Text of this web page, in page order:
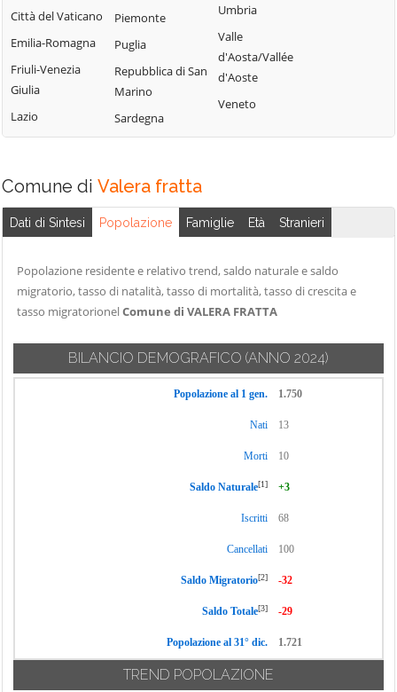
Codogno
Comazzo
Cornegliano
Laudense
Lodigiano
Valera Fratta
Villanova del
Città del Vaticano
Emilia-Romagna
Friuli-Venezia
Giulia
Lazio
Piemonte
Puglia
Repubblica di San
Marino
Sardegna
Umbria
Valle
d'Aosta/Vallée
d'Aoste
Veneto
Comune di Valera fratta
Dati di Sintesi Popolazione Famiglie Età Stranieri
Popolazione residente e relativo trend, saldo naturale e saldo
migratorio, tasso di natalità, tasso di mortalità, tasso di crescita e
tasso migratorionelComune di VALERA FRATTA
BILANCIO DEMOGRAFICO (ANNO 2024)
Popolazione al 1 gen. 1.750
Nati 13
Morti 10
Saldo Naturale[1] +3
Iscritti 68
Cancellati 100
Saldo Migratorio[2] -32
Saldo Totale[3] -29
Popolazione al 31° dic. 1.721
TREND POPOLAZIONE